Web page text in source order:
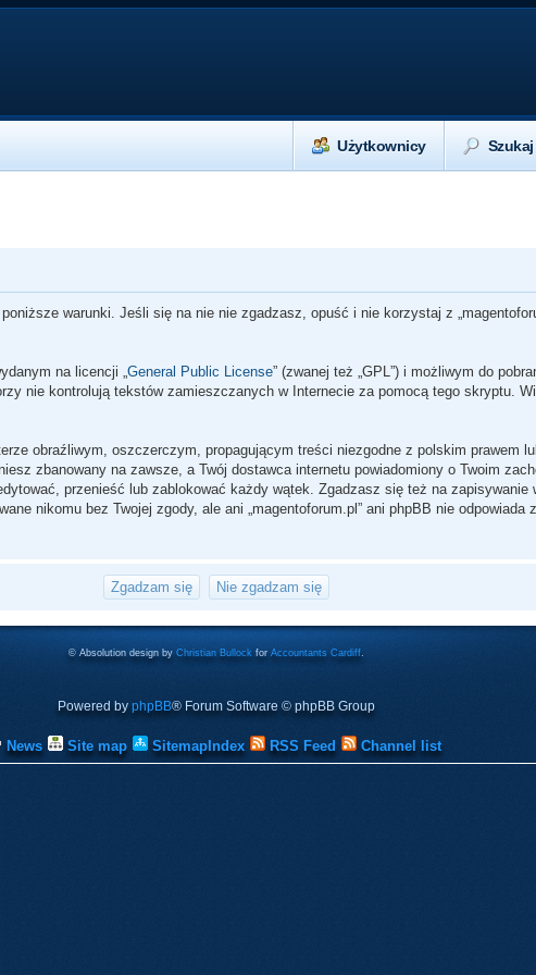
Szukaj
Użytkownicy
warunki. Jeśli się na nie nie zgadzasz, opuść i nie korzystaj z
na licencji „General Public License” (zwanej też „GPL”) i możliwym do
nie kontrolują tekstów zamieszczanych w Internecie za pomocą tego skryptu.
obraźliwym, oszczerczym, propagującym treści niezgodne z polskim prawem
zbanowany na zawsze, a Twój dostawca internetu powiadomiony o Twoim
przenieść lub zablokować każdy wątek. Zgadzasz się też na
nikomu bez Twojej zgody, ale ani „magentoforum.pl” ani phpBB nie odpowiada
© Absolution design by Christian Bullock for Accountants Cardiff
Powered by phpBB® Forum Software © phpBB Group
News Site map SitemapIndex RSS Feed Channel list